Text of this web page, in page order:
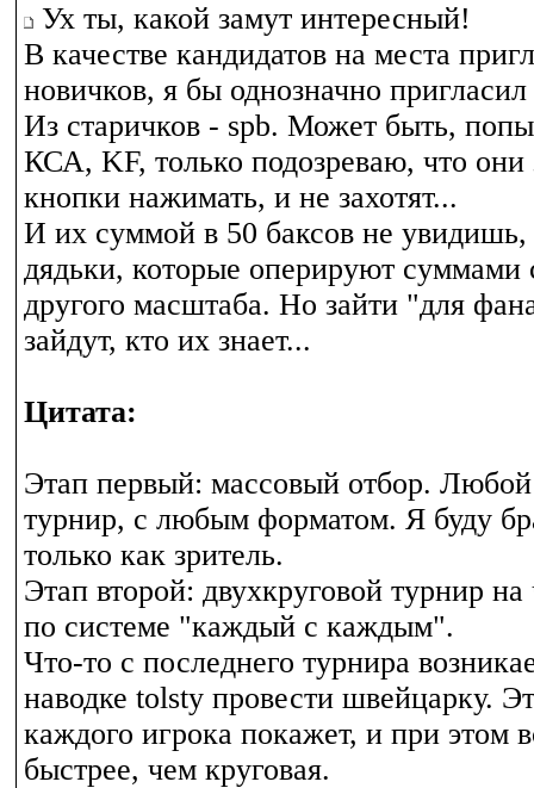
Ух ты, какой замут интересный!
В качестве кандидатов на места
новичков, я бы однозначно
Из старичков - spb. Может быть,
КСА, KF, только подозреваю, что они
кнопки нажимать, и не захотят...
И их суммой в 50 баксов не увидишь,
дядьки, которые оперируют суммами
другого масштаба. Но зайти "для
зайдут, кто их знает...
Цитата:
Этап первый: массовый отбор.
турнир, с любым форматом. Я буду
только как зритель.
Этап второй: двухкруговой турнир на
по системе "каждый с каждым".
Что-то с последнего турнира
наводке tolsty провести швейцарку.
каждого игрока покажет, и при этом
быстрее, чем круговая.